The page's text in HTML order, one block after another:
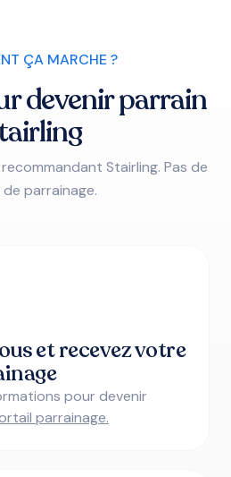
ÇA MARCHE ?
devenir parrain
Stairling. Pas de
parrainage.
et recevez votre
pour devenir
parrainage.